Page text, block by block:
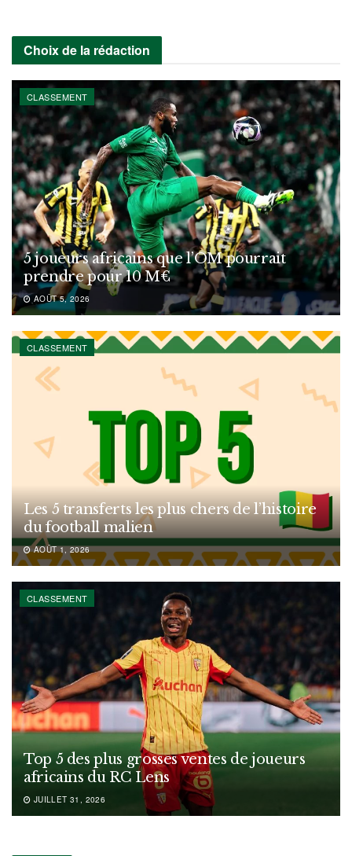
Choix de la rédaction
CLASSEMENT
5 joueurs africains que l’OM pourrait
prendre pour 10 M€
AOÛT 5, 2026
CLASSEMENT
Les 5 transferts les plus chers de l’histoire
du football malien
AOÛT 1, 2026
CLASSEMENT
Top 5 des plus grosses ventes de joueurs
africains du RC Lens
JUILLET 31, 2026